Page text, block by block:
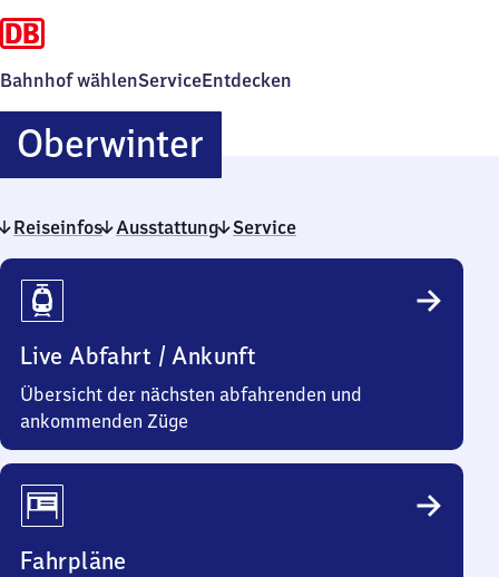
Bahnhof wählenServiceEntdecken
OberwinterOberwinter
Reiseinfos Ausstattung Service
Reiseinfos
Live Abfahrt / Ankunft
Übersicht der nächsten abfahrenden und
ankommenden Züge
Fahrpläne